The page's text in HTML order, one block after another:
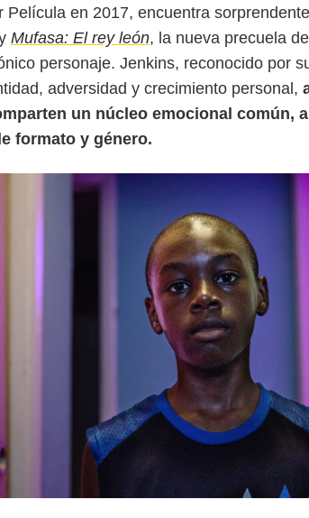
Película en 2017, encuentra
Mufasa: El rey león, la nueva precuela
personaje. Jenkins, reconocido por
adversidad y crecimiento personal,
un núcleo emocional común,
formato y género.